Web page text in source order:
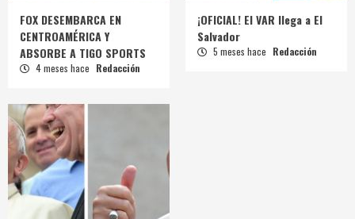
FOX DESEMBARCA EN
CENTROAMÉRICA Y
ABSORBE A TIGO SPORTS
4 meses hace Redacción
¡OFICIAL! El VAR llega a El
Salvador
5 meses hace Redacción